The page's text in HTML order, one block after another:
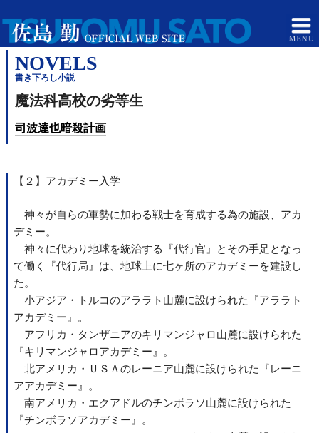
NOVELS
書き下ろし小説
魔法科高校の劣等生
司波達也暗殺計画
【２】アカデミー入学
神々が自らの軍勢に加わる戦士を育成する為の施設、アカ
デミー。
神々に代わり地球を統治する『代行官』とその手足となっ
て働く『代行局』は、地球上に七ヶ所のアカデミーを建設し
た。
小アジア・トルコのアララト山麓に設けられた『アララト
アカデミー』。
アフリカ・タンザニアのキリマンジャロ山麓に設けられた
『キリマンジャロアカデミー』。
北アメリカ・ＵＳＡのレーニア山麓に設けられた『レーニ
アアカデミー』。
南アメリカ・エクアドルのチンボラソ山麓に設けられた
『チンボラソアカデミー』。